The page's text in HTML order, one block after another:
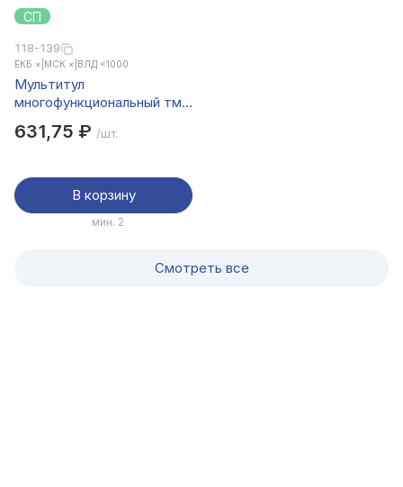
СП
118-139
ЕКБ × МСК × ВЛД <1000
Мультитул
многофункциональный тм
Сталь, 15 см
631,75 ₽ /шт.
В корзину
мин. 2
Смотреть все